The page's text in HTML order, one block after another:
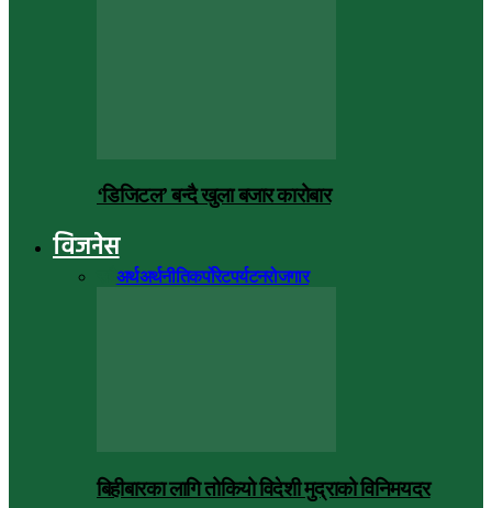
‘डिजिटल’ बन्दै खुला बजार कारोबार
विजनेस
अर्थअर्थनीतिकर्पोरेटपर्यटनरोजगार
बिहीबारका लागि तोकियो विदेशी मुद्राको विनिमयदर